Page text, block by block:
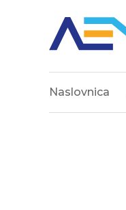
Naslovnica